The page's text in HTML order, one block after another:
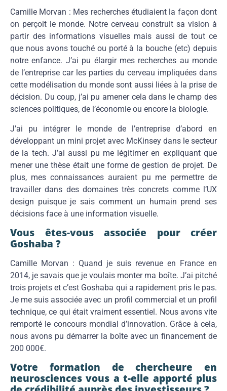
Camille Morvan : Mes recherches étudiaient la façon dont
on perçoit le monde. Notre cerveau construit sa vision à
partir des informations visuelles mais aussi de tout ce
que nous avons touché ou porté à la bouche (etc) depuis
notre enfance. J’ai pu élargir mes recherches au monde
de l’entreprise car les parties du cerveau impliquées dans
cette modélisation du monde sont aussi liées à la prise de
décision. Du coup, j’ai pu amener cela dans le champ des
sciences politiques, de l’économie ou encore la biologie.
J’ai pu intégrer le monde de l’entreprise d’abord en
développant un mini projet avec McKinsey dans le secteur
de la tech. J’ai aussi pu me légitimer en expliquant que
mener une thèse était une forme de gestion de projet. De
plus, mes connaissances auraient pu me permettre de
travailler dans des domaines très concrets comme l’UX
design puisque je sais comment un humain prend ses
décisions face à une information visuelle.
Vous êtes-vous associée pour créer
Goshaba ?
Camille Morvan : Quand je suis revenue en France en
2014, je savais que je voulais monter ma boîte. J’ai pitché
trois projets et c’est Goshaba qui a rapidement pris le pas.
Je me suis associée avec un profil commercial et un profil
technique, ce qui était vraiment essentiel. Nous avons vite
remporté le concours mondial d’innovation. Grâce à cela,
nous avons pu démarrer la boîte avec un financement de
200 000€.
Votre formation de chercheure en
neurosciences vous a t-elle apporté plus